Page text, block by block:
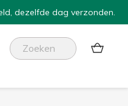
dezelfde dag verzonden.